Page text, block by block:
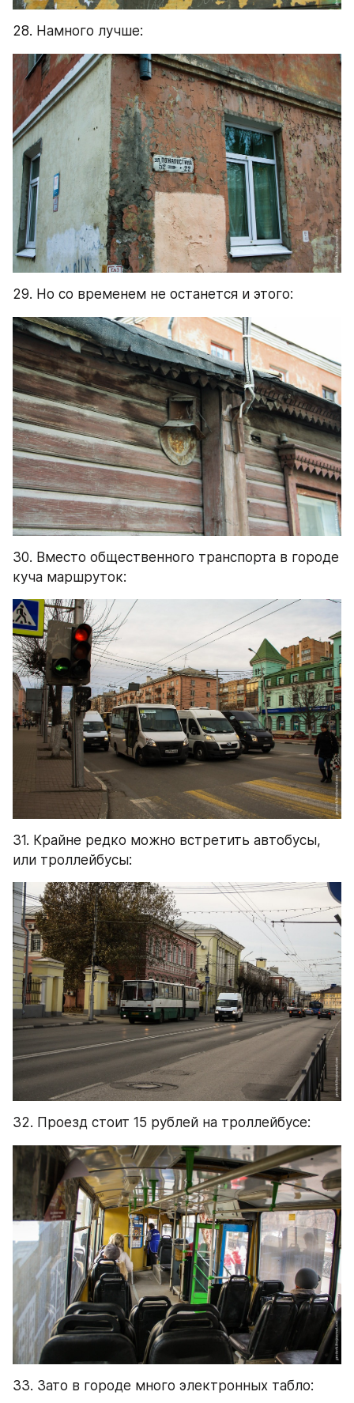
28. Намного лучше:
29. Но со временем не останется и этого:
30. Вместо общественного транспорта в городе
куча маршруток:
31. Крайне редко можно встретить автобусы,
или троллейбусы:
32. Проезд стоит 15 рублей на троллейбусе:
33. Зато в городе много электронных табло: